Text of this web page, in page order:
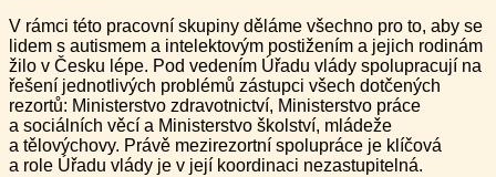
V rámci této pracovní skupiny děláme všechno pro to, aby se
lidem s autismem a intelektovým postižením a jejich rodinám
žilo v Česku lépe. Pod vedením Úřadu vlády spolupracují na
řešení jednotlivých problémů zástupci všech dotčených
rezortů: Ministerstvo zdravotnictví, Ministerstvo práce
a sociálních věcí a Ministerstvo školství, mládeže
a tělovýchovy. Právě mezirezortní spolupráce je klíčová
a role Úřadu vlády je v její koordinaci nezastupitelná.